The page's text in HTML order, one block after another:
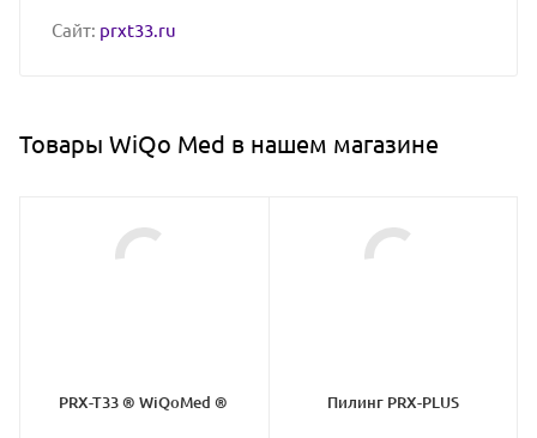
Сайт: prxt33.ru
Товары WiQo Med в нашем магазине
PRX-T33 ® WiQoMed ® Пилинг PRX-PLUS